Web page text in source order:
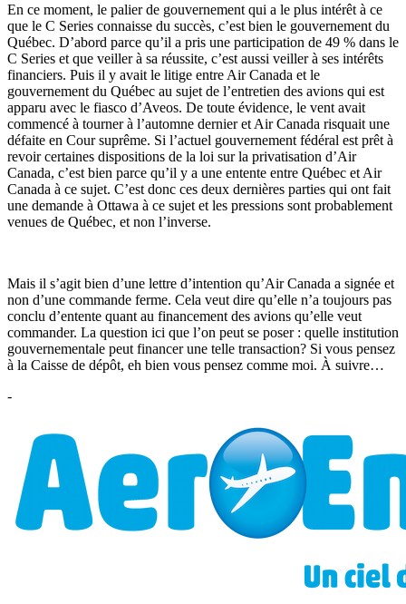
En ce moment, le palier de gouvernement qui a le plus intérêt à ce
que le C Series connaisse du succès, c’est bien le gouvernement du
Québec. D’abord parce qu’il a pris une participation de 49 % dans le
C Series et que veiller à sa réussite, c’est aussi veiller à ses intérêts
financiers. Puis il y avait le litige entre Air Canada et le
gouvernement du Québec au sujet de l’entretien des avions qui est
apparu avec le fiasco d’Aveos. De toute évidence, le vent avait
commencé à tourner à l’automne dernier et Air Canada risquait une
défaite en Cour suprême. Si l’actuel gouvernement fédéral est prêt à
revoir certaines dispositions de la loi sur la privatisation d’Air
Canada, c’est bien parce qu’il y a une entente entre Québec et Air
Canada à ce sujet. C’est donc ces deux dernières parties qui ont fait
une demande à Ottawa à ce sujet et les pressions sont probablement
venues de Québec, et non l’inverse.
Mais il s’agit bien d’une lettre d’intention qu’Air Canada a signée et
non d’une commande ferme. Cela veut dire qu’elle n’a toujours pas
conclu d’entente quant au financement des avions qu’elle veut
commander. La question ici que l’on peut se poser : quelle institution
gouvernementale peut financer une telle transaction? Si vous pensez
à la Caisse de dépôt, eh bien vous pensez comme moi. À suivre…
-